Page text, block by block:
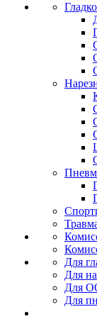
Для
Для
Для
Для